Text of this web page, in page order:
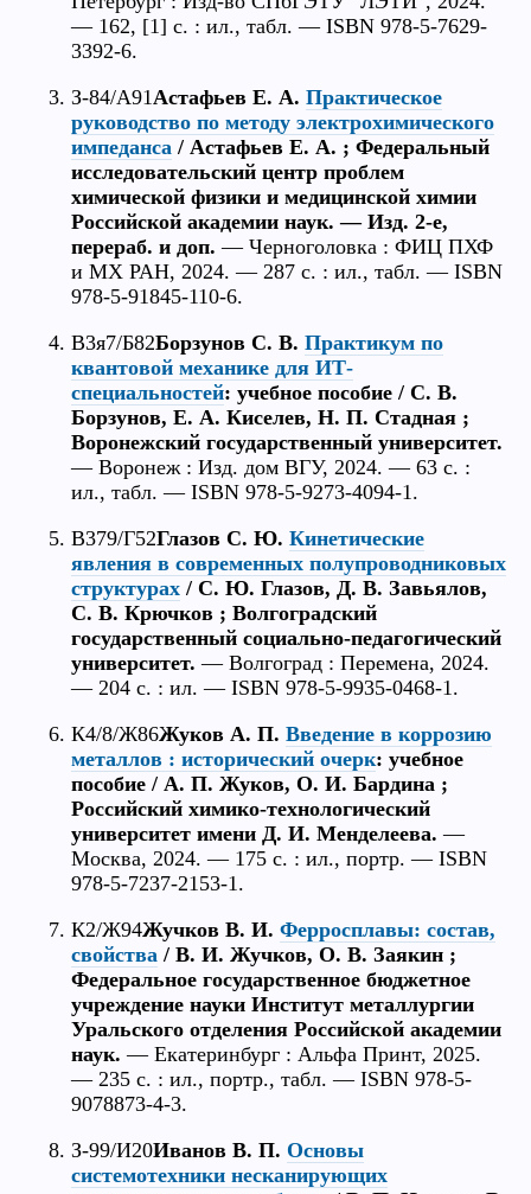
— 162, [1] с. : ил., табл. — ISBN 978-5-7629-
3392-6.
З-84/А91 Астафьев Е. А. Практическое
руководство по методу электрохимического
импеданса / Астафьев Е. А. ; Федеральный
исследовательский центр проблем
химической физики и медицинской химии
Российской академии наук. — Изд. 2-е,
перераб. и доп. — Черноголовка : ФИЦ ПХФ
и МХ РАН, 2024. — 287 с. : ил., табл. — ISBN
978-5-91845-110-6.
В3я7/Б82Борзунов С. В. Практикум по
квантовой механике для ИТ-
специальностей: учебное пособие / С. В.
Борзунов, Е. А. Киселев, Н. П. Стадная ;
Воронежский государственный университет.
— Воронеж : Изд. дом ВГУ, 2024. — 63 с. :
ил., табл. — ISBN 978-5-9273-4094-1.
В379/Г52Глазов С. Ю. Кинетические
явления в современных полупроводниковых
структурах / С. Ю. Глазов, Д. В. Завьялов,
С. В. Крючков ; Волгоградский
государственный социально-педагогический
университет. — Волгоград : Перемена, 2024.
— 204 с. : ил. — ISBN 978-5-9935-0468-1.
К4/8/Ж86Жуков А. П. Введение в коррозию
металлов : исторический очерк: учебное
пособие / А. П. Жуков, О. И. Бардина ;
Российский химико-технологический
университет имени Д. И. Менделеева. —
Москва, 2024. — 175 с. : ил., портр. — ISBN
978-5-7237-2153-1.
К2/Ж94Жучков В. И. Ферросплавы: состав,
свойства / В. И. Жучков, О. В. Заякин ;
Федеральное государственное бюджетное
учреждение науки Институт металлургии
Уральского отделения Российской академии
наук. — Екатеринбург : Альфа Принт, 2025.
— 235 с. : ил., портр., табл. — ISBN 978-5-
9078873-4-3.
З-99/И20Иванов В. П. Основы
системотехники несканирующих